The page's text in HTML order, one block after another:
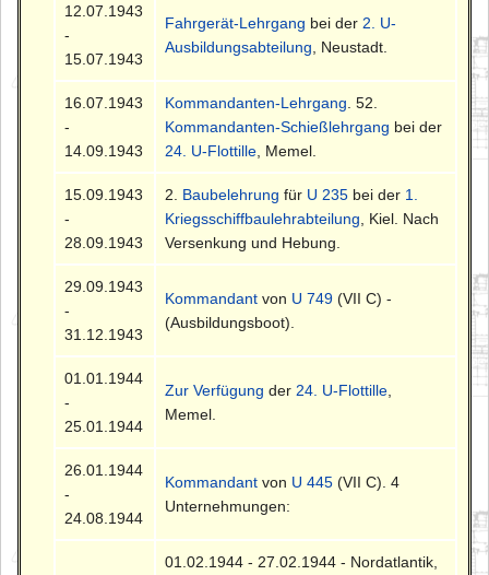
12.07.1943
-
15.07.1943
Fahrgerät-Lehrgang bei der 2. U-
Ausbildungsabteilung , Neustadt.
16.07.1943
-
14.09.1943
Kommandanten-Lehrgang . 52.
Kommandanten-Schießlehrgang bei der
24. U-Flottille , Memel.
15.09.1943
-
28.09.1943
2. Baubelehrung für U 235 bei der 1.
Kriegsschiffbaulehrabteilung , Kiel. Nach
Versenkung und Hebung.
29.09.1943
-
31.12.1943
Kommandant von U 749 (VII C) -
(Ausbildungsboot).
01.01.1944
-
25.01.1944
Zur Verfügung der 24. U-Flottille
Memel.
26.01.1944
-
24.08.1944
Kommandant von U 445 (VII C). 4
Unternehmungen:
01.02.1944 - 27.02.1944 - Nordatlantik,